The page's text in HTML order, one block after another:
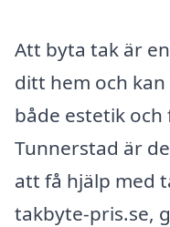
Att byta tak är
ditt hem och
både estetik
Tunnerstad är
att få hjälp med
takbyte-pris.se,